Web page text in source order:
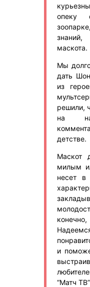
опеку
маскота.
Мы
дать
из
решили,
на
детстве.
Маскот
милым
несет
и
“Матч